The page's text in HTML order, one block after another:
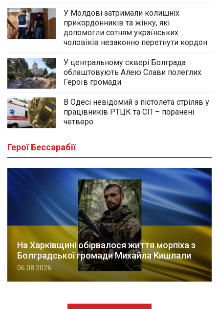
У Молдові затримали колишніх
прикордонників та жінку, які
допомогли сотням українських
чоловіків незаконно перетнути кордон
У центральному сквері Болграда
облаштовують Алею Слави полеглих
Героїв громади
В Одесі невідомий з пістолета стріляв у
працівників РТЦК та СП – поранені
четверо
Герої Бессарабії
На Харківщині обірвалося життя морпіха з
Болградської громади Михайла Кишлали
06.08.2026